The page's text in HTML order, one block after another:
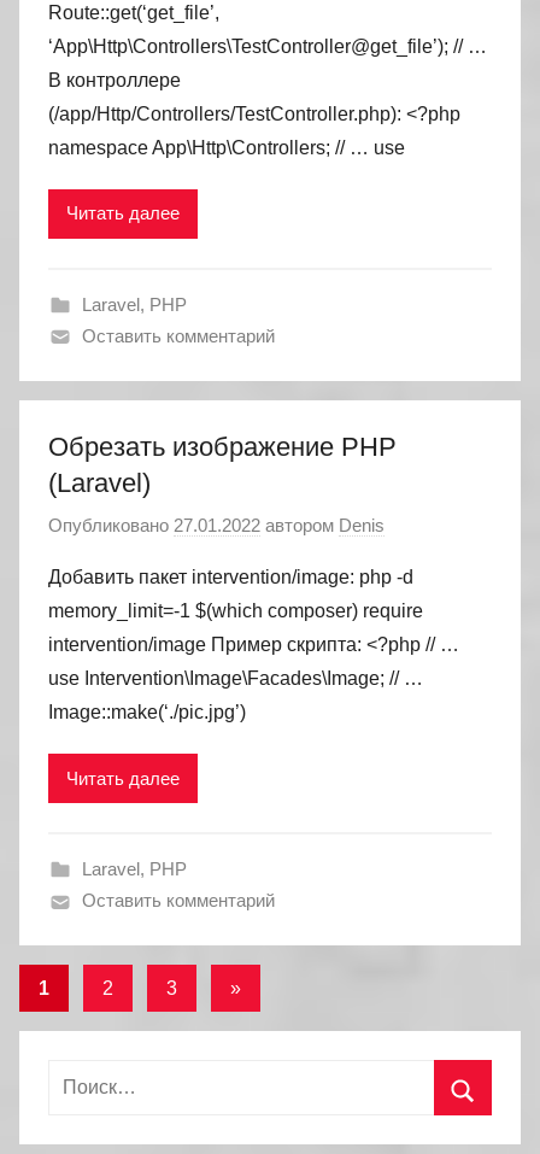
Route::get(‘get_file’,
‘App\Http\Controllers\TestController@get_file’); // …
В контроллере
(/app/Http/Controllers/TestController.php): <?php
namespace App\Http\Controllers; // … use
Читать далее
Laravel, PHP
Оставить комментарий
Обрезать изображение PHP
(Laravel)
Опубликовано 27.01.2022 автором Denis
Добавить пакет intervention/image: php -d
memory_limit=-1 $(which composer) require
intervention/image Пример скрипта: <?php // …
use Intervention\Image\Facades\Image; // …
Image::make(‘./pic.jpg’)
Читать далее
Laravel, PHP
Оставить комментарий
Навигация
по
записям
1 2 3
Следующие
»
Найти: